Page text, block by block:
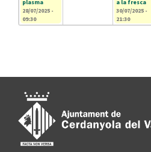
plasma
28/07/2025 -
09:30
a la fresca
30/07/2025 -
21:30